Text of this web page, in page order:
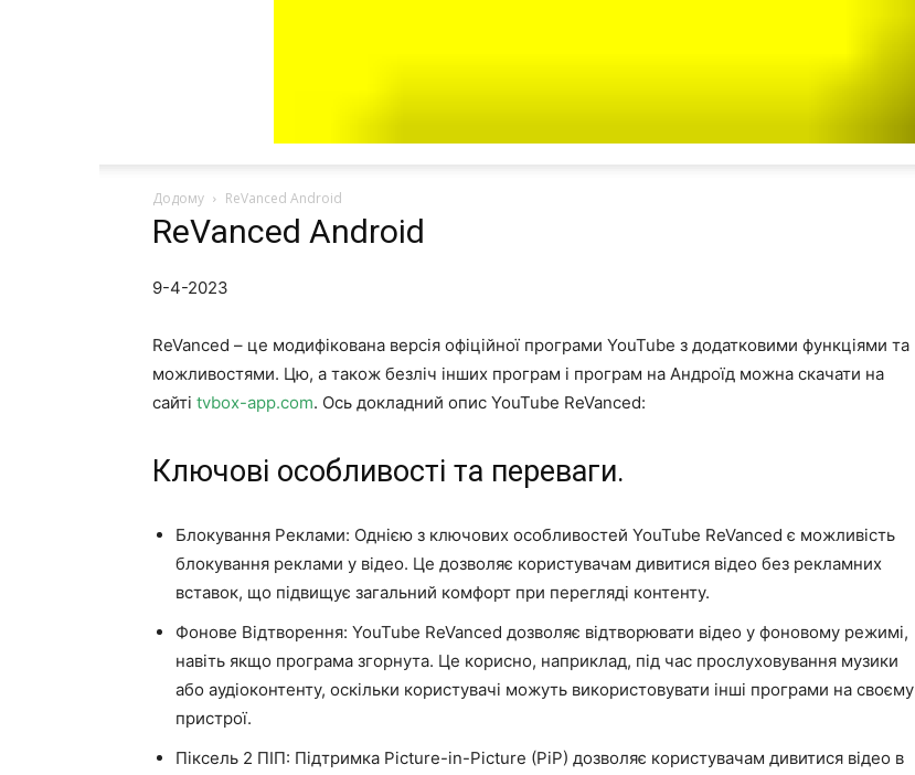
Додому ReVanced Android
ReVanced Android
9-4-2023
ReVanced – це модифікована версія офіційної програми YouTube з додатковими функціями та
можливостями. Цю, а також безліч інших програм і програм на Андроїд можна скачати на
сайті tvbox-app.com. Ось докладний опис YouTube ReVanced:
Ключові особливості та переваги.
Блокування Реклами: Однією з ключових особливостей YouTube ReVanced є можливість
блокування реклами у відео. Це дозволяє користувачам дивитися відео без рекламних
вставок, що підвищує загальний комфорт при перегляді контенту.
Фонове Відтворення: YouTube ReVanced дозволяє відтворювати відео у фоновому режимі,
навіть якщо програма згорнута. Це корисно, наприклад, під час прослуховування музики
або аудіоконтенту, оскільки користувачі можуть використовувати інші програми на своєму
пристрої.
Піксель 2 ПІП: Підтримка Picture-in-Picture (PiP) дозволяє користувачам дивитися відео в